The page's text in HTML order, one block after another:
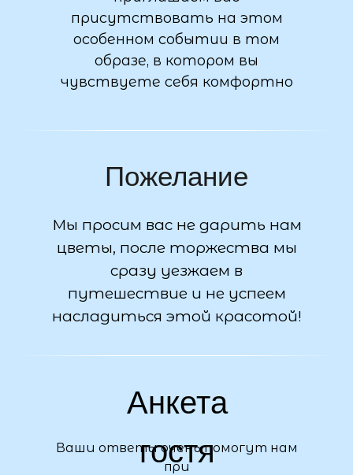
присутствовать на этом
особенном событии в том
образе, в котором вы
чувствуете себя комфортно
Пожелание
Мы просим вас не дарить нам
цветы, после торжества мы
сразу уезжаем в
путешествие и не успеем
насладиться этой красотой!
Анкета
гостя
Ваши ответы очень помогут нам
при